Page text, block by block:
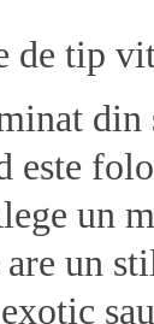
de tip
din
este
un
un